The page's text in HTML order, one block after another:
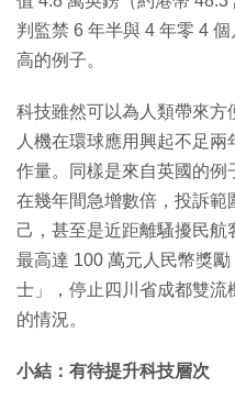
判監禁 6 年半與 4 年零 4
高的例子。
科技雖然可以為人類帶來
人機在環球應用興起不足
作量。同樣是來自英國的
在幾年間急增數倍，投訴範
己，甚至是近距離騷擾民航
最高達 100 萬元人民幣獎
士」，停止四川省成都雙流
的情況。
小結：有待提升科技層次